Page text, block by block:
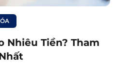
phục nếp mí chảy xệ,
mắt bị sụp
Nhiêu Tiền? Tham